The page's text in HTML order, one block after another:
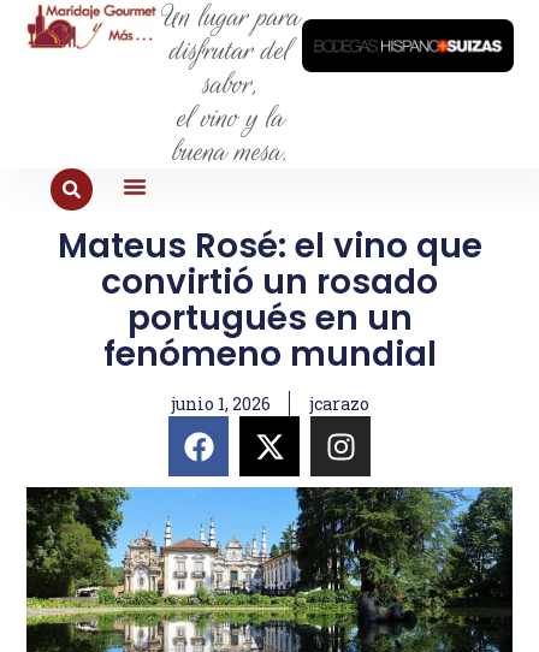
Un lugar para
disfrutar del
sabor,
el vino y la
buena mesa.
Mateus Rosé: el vino que
convirtió un rosado
portugués en un
fenómeno mundial
junio 1, 2026 jcarazo